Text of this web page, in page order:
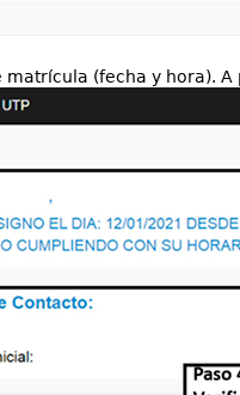
(fecha y hora).